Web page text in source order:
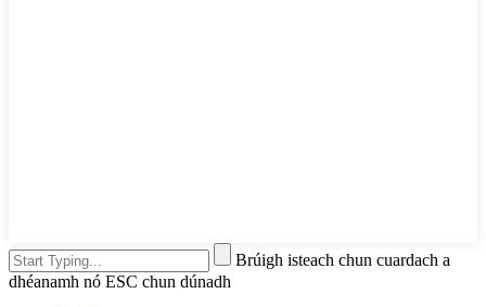
Brúigh isteach chun cuardach a
dhéanamh nó ESC chun dúnadh